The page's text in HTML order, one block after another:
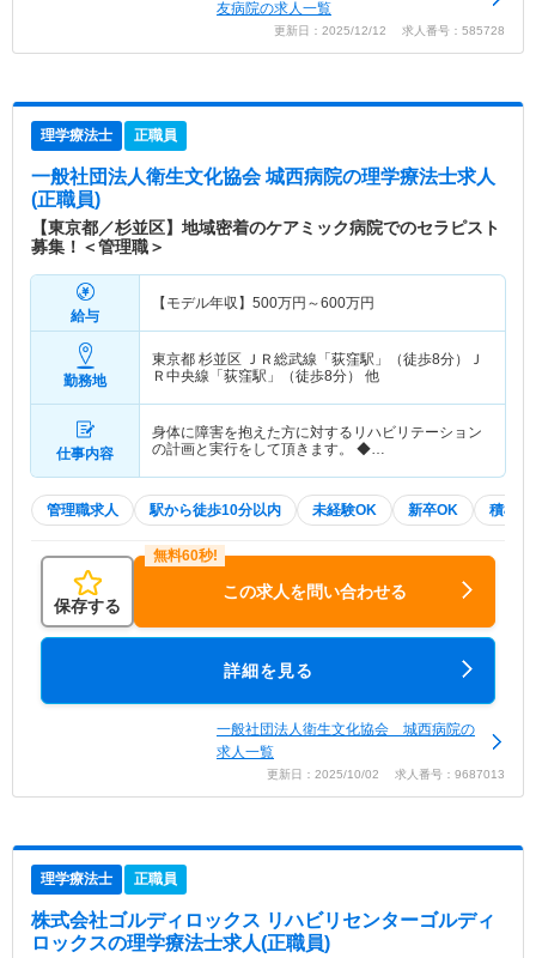
友病院の求人一覧
更新日：2025/12/12 求人番号：585728
理学療法士 正職員
一般社団法人衛生文化協会 城西病院の理学療法士求人
(正職員)
【東京都／杉並区】地域密着のケアミック病院でのセラピスト
募集！＜管理職＞
給与
【モデル年収】 500万円～600万円
勤務地
東京都 杉並区 ＪＲ総武線「荻窪駅」（徒歩8分）Ｊ
Ｒ中央線「荻窪駅」（徒歩8分） 他
仕事内容
身体に障害を抱えた方に対するリハビリテーション
の計画と実行をして頂きます。 ◆…
管理職求人 駅から徒歩10分以内 未経験OK 新卒OK 積極採
保存する
この求人を問い合わせる
詳細を見る
一般社団法人衛生文化協会 城西病院の
求人一覧
更新日：2025/10/02 求人番号：9687013
理学療法士 正職員
株式会社ゴルディロックス リハビリセンターゴルディ
ロックスの理学療法士求人(正職員)